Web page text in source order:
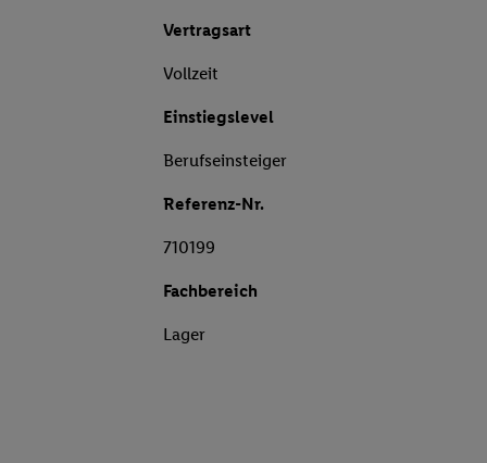
Vertragsart
Vollzeit
Einstiegslevel
Berufseinsteiger
Referenz-Nr.
710199
Fachbereich
Lager